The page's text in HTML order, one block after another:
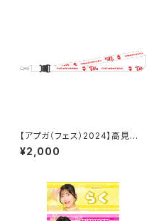
【アプガ（フェス）2024】高見汐
珠ネームネックストラップ
¥2,000